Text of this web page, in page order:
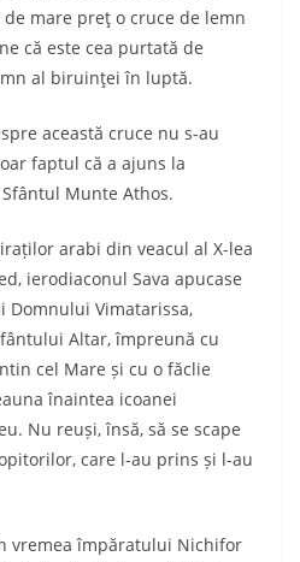
mare preţ o cruce de lemn
că este cea purtată de
al biruinţei în luptă.
această cruce nu s-au
faptul că a ajuns la
Munte Athos.
arabi din veacul al X-lea
ierodiaconul Sava apucase
Domnului Vimatarissa,
Altar, împreună cu
cel Mare și cu o făclie
înaintea icoanei
Nu reuși, însă, să se scape
care l-au prins și l-au
vremea împăratului Nichifor